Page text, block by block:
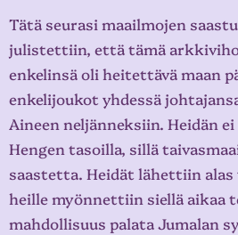
Tätä seurasi maailmojen
julistettiin, että tämä
enkelinsä oli heitettävä maan
enkelijoukot yhdessä
Aineen neljänneksiin. Heidän
Hengen tasoilla, sillä
saastetta. Heidät lähettiin
heille myönnettiin siellä aikaa
mahdollisuus palata Jumalan